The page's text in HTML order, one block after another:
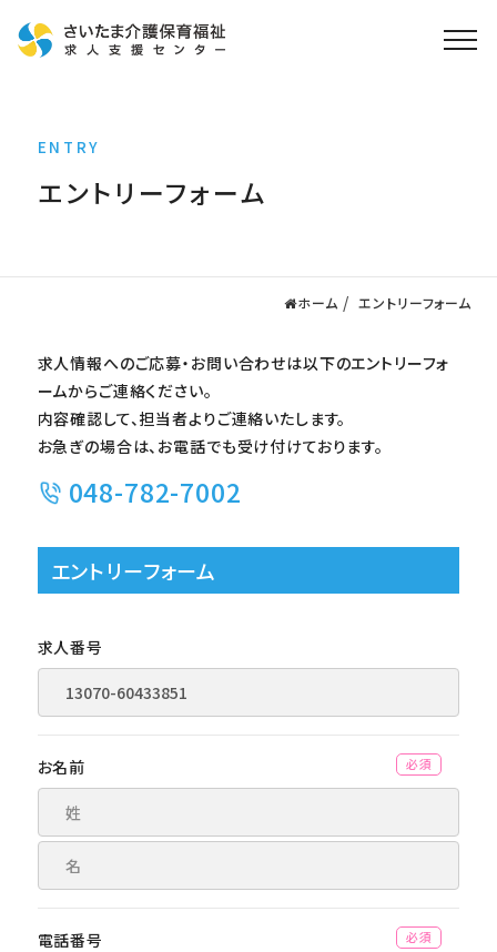
求人検索
就職・転職支援
無料
ご利用の流れ
よくある質問
運営会社情報
プライバシーポリシー
ENTRY
エントリーフォーム
ホーム エントリーフォーム
求人情報へのご応募・お問い合わせは以下のエントリーフォ
ームからご連絡ください。
内容確認して、担当者よりご連絡いたします。
お急ぎの場合は、お電話でも受け付けております。
048-782-7002
エントリーフォーム
求人番号
お名前 (必須)
電話番号 (必須)